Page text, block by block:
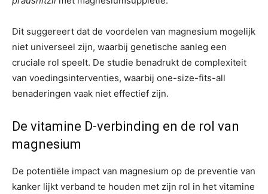
Dit suggereert dat de voordelen van magnesium mogelijk
niet universeel zijn, waarbij genetische aanleg een
cruciale rol speelt. De studie benadrukt de complexiteit
van voedingsinterventies, waarbij one-size-fits-all
benaderingen vaak niet effectief zijn.
De vitamine D-verbinding en de rol van
magnesium
De potentiële impact van magnesium op de preventie van
kanker lijkt verband te houden met zijn rol in het vitamine